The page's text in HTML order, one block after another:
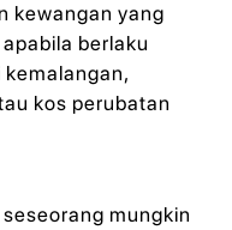
kewangan yang
berlaku
kos perubatan
mungkin